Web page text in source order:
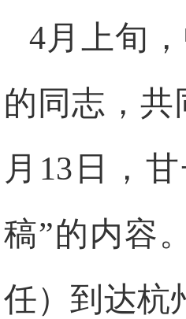
4月上旬
的同志，共
月 13 日
，
稿”的内容。
任）到达杭